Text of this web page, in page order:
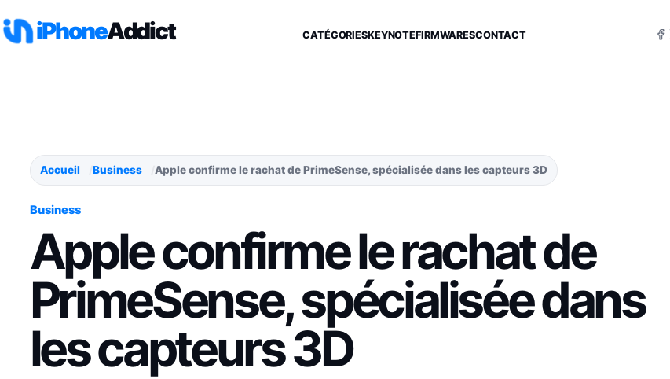
iPhoneAddict CATÉGORIESKEYNOTEFIRMWARESCONTACT
Accueil Business Apple confirme le rachat de PrimeSense, spécialisée dans les capteurs 3D
Business
Apple confirme le rachat de
PrimeSense, spécialisée dans
les capteurs 3D